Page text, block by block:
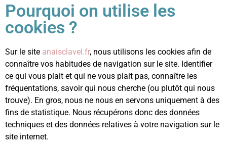
Pourquoi on utilise les
cookies ?
Sur le site anaisclavel.fr, nous utilisons les cookies afin de
connaître vos habitudes de navigation sur le site. Identifier
ce qui vous plait et qui ne vous plait pas, connaître les
fréquentations, savoir qui nous cherche (ou plutôt qui nous
trouve). En gros, nous ne nous en servons uniquement à des
fins de statistique. Nous récupérons donc des données
techniques et des données relatives à votre navigation sur le
site internet.